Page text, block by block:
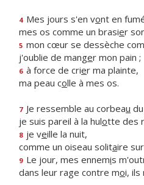
4 Mes jours s'en vont en
mes os comme un brasier
5 mon cœur se dessèche
j'oublie de manger mon pain ;
6 à force de crier ma plainte,
ma peau colle à mes os.
7 Je ressemble au corbeau
je suis pareil à la hulotte des
8 je veille la nuit,
comme un oiseau solitaire
9 Le jour, mes ennemis
dans leur rage contre moi, ils